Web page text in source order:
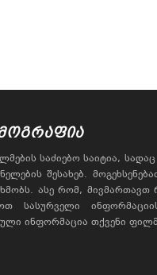
საძიებო საიტია,
შესახებ.
ასე რომ,
სასურველი
ინფორმაცია თქვენი